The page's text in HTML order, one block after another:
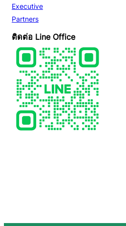
Executive
Partners
ติดต่อ Line Office